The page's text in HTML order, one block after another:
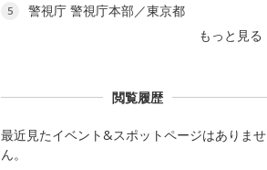
5
警視庁 警視庁本部／東京都
もっと見る
閲覧履歴
最近見たイベント&スポットページはありませ
ん。